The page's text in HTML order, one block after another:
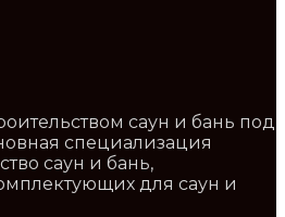
саун и бань под
специализация
саун и бань,
для саун и